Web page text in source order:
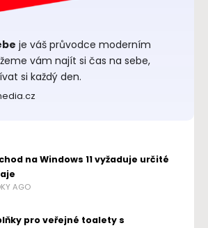
je váš průvodce moderním
vám najít si čas na sebe,
si každý den.
na Windows 11 vyžaduje určité
AGO
pro veřejné toalety s